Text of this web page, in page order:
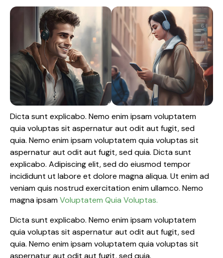
Dicta sunt explicabo. Nemo enim ipsam voluptatem
quia voluptas sit aspernatur aut odit aut fugit, sed
quia. Nemo enim ipsam voluptatem quia voluptas sit
aspernatur aut odit aut fugit, sed quia. Dicta sunt
explicabo. Adipiscing elit, sed do eiusmod tempor
incididunt ut labore et dolore magna aliqua. Ut enim ad
veniam quis nostrud exercitation enim ullamco. Nemo
magna ipsamVoluptatem Quia Voluptas.
Dicta sunt explicabo. Nemo enim ipsam voluptatem
quia voluptas sit aspernatur aut odit aut fugit, sed
quia. Nemo enim ipsam voluptatem quia voluptas sit
aspernatur aut odit aut fugit, sed quia.